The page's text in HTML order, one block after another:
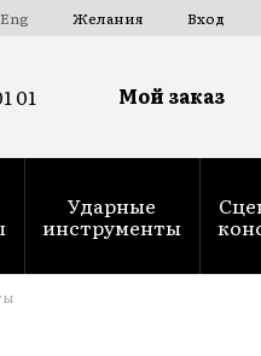
Eng Желания Вход
01 Мой заказ
Ударные
инструменты